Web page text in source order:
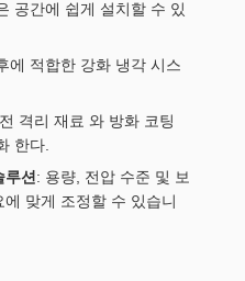
공간에 쉽게 설치할 수 있
에 적합한 강화 냉각 시스
격리 재료 와 방화 코팅
한다.
루션: 용량, 전압 수준 및 보
맞게 조정할 수 있습니